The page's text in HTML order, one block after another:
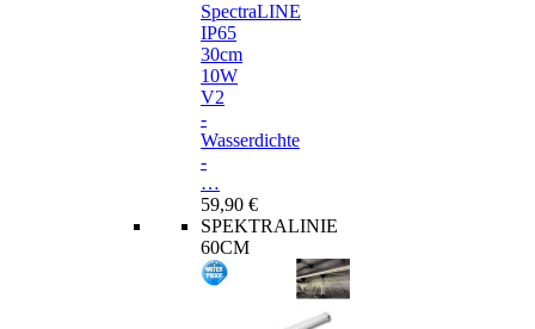
SpectraLINE
IP65
30cm
10W
V2
-
Wasserdichte
-
…
59,90 €
SPEKTRALINIE
60CM